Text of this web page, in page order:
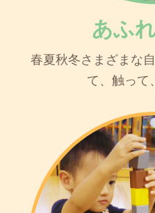
あふ
春夏秋冬さまざまな
て、触って